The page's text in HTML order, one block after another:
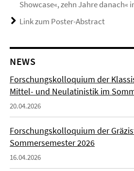
Showcase«, zehn Jahre danach«
Link zum Poster-Abstract
NEWS
Forschungskolloquium der
Mittel- und Neulatinistik im
20.04.2026
Forschungskolloquium der
Sommersemester 2026
16.04.2026